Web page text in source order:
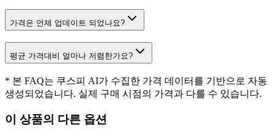
가격은 언제 업데이트 되었나요?
평균 가격대비 얼마나 저렴한가요?
* 본 FAQ는 쿠스피 AI가 수집한 가격 데이터를 기반으로 자동
생성되었습니다. 실제 구매 시점의 가격과 다를 수 있습니다.
이 상품의 다른 옵션